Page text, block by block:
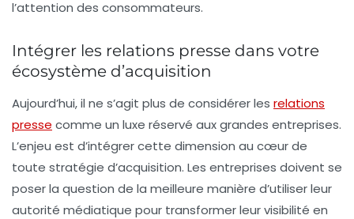
l’attention des consommateurs.
Intégrer les relations presse dans votre
écosystème d’acquisition
Aujourd’hui, il ne s’agit plus de considérer les relations
presse comme un luxe réservé aux grandes entreprises.
L’enjeu est d’intégrer cette dimension au cœur de
toute stratégie d’acquisition. Les entreprises doivent se
poser la question de la meilleure manière d’utiliser leur
autorité médiatique pour transformer leur visibilité en